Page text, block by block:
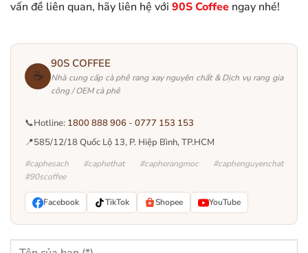
vấn đề liên quan, hãy liên hệ với 90S Coffee ngay nhé!
☕
90S COFFEE
Nhà cung cấp cà phê rang xay nguyên chất & Dịch vụ rang gia
công / OEM cà phê
📞Hotline: 1800 888 906 - 0777 153 153
📍585/12/18 Quốc Lộ 13, P. Hiệp Bình, TP.HCM
#caphesach #caphethat #capherangmoc #caphenguyenchat
#90scoffee
Facebook TikTok Shopee YouTube